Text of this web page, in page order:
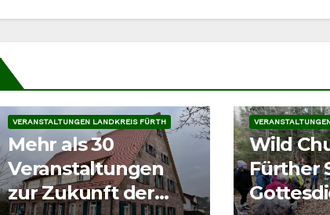
VERANSTALTUNGEN LANDKREIS FÜRTH
Mehr als 30
Veranstaltungen
zur Zukunft der
Wild
Fürther